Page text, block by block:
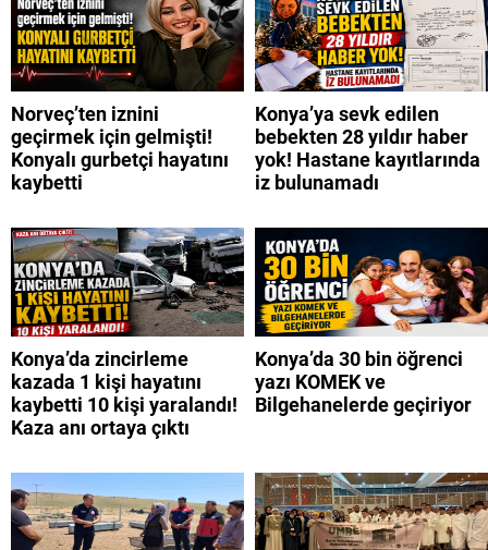
Norveç’ten iznini
geçirmek için gelmişti!
Konyalı gurbetçi hayatını
kaybetti
Konya’ya sevk edilen
bebekten 28 yıldır haber
yok! Hastane kayıtlarında
iz bulunamadı
Konya’da zincirleme
kazada 1 kişi hayatını
kaybetti 10 kişi yaralandı!
Kaza anı ortaya çıktı
Konya’da 30 bin öğrenci
yazı KOMEK ve
Bilgehanelerde geçiriyor